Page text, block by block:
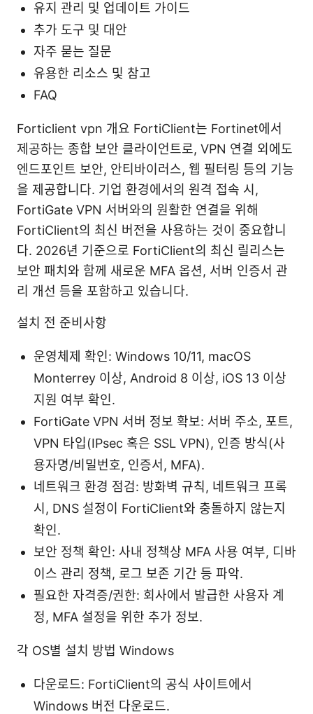
유지 관리 및 업데이트 가이드
추가 도구 및 대안
자주 묻는 질문
유용한 리소스 및 참고
FAQ
Forticlient vpn 개요 FortiClient는 Fortinet에서
제공하는 종합 보안 클라이언트로, VPN 연결 외에도
엔드포인트 보안, 안티바이러스, 웹 필터링 등의 기능
을 제공합니다. 기업 환경에서의 원격 접속 시,
FortiGate VPN 서버와의 원활한 연결을 위해
FortiClient의 최신 버전을 사용하는 것이 중요합니
다. 2026년 기준으로 FortiClient의 최신 릴리스는
보안 패치와 함께 새로운 MFA 옵션, 서버 인증서 관
리 개선 등을 포함하고 있습니다.
설치 전 준비사항
운영체제 확인: Windows 10/11, macOS
Monterrey 이상, Android 8 이상, iOS 13 이상
지원 여부 확인.
FortiGate VPN 서버 정보 확보: 서버 주소, 포트,
VPN 타입(IPsec 혹은 SSL VPN), 인증 방식(사
용자명/비밀번호, 인증서, MFA).
네트워크 환경 점검: 방화벽 규칙, 네트워크 프록
시, DNS 설정이 FortiClient와 충돌하지 않는지
확인.
보안 정책 확인: 사내 정책상 MFA 사용 여부, 디바
이스 관리 정책, 로그 보존 기간 등 파악.
필요한 자격증/권한: 회사에서 발급한 사용자 계
정, MFA 설정을 위한 추가 정보.
각 OS별 설치 방법 Windows
다운로드: FortiClient의 공식 사이트에서
Windows 버전 다운로드.